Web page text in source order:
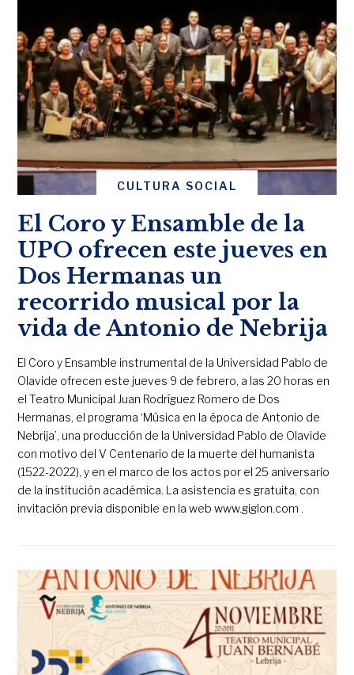
CULTURA SOCIAL
El Coro y Ensamble de la
UPO ofrecen este jueves en
Dos Hermanas un
recorrido musical por la
vida de Antonio de Nebrija
El Coro y Ensamble instrumental de la Universidad Pablo de
Olavide ofrecen este jueves 9 de febrero, a las 20 horas en
el Teatro Municipal Juan Rodríguez Romero de Dos
Hermanas, el programa ‘Música en la época de Antonio de
Nebrija’, una producción de la Universidad Pablo de Olavide
con motivo del V Centenario de la muerte del humanista
(1522-2022), y en el marco de los actos por el 25 aniversario
de la institución académica. La asistencia es gratuita, con
invitación previa disponible en la web www.giglon.com .